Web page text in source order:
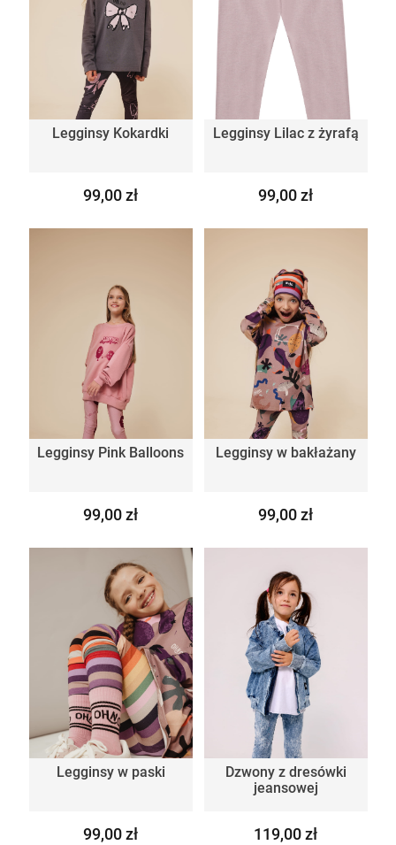
Legginsy Kokardki
99,00 zł
Legginsy Lilac z żyrafą
99,00 zł
Legginsy Pink Balloons
99,00 zł
Legginsy w bakłażany
99,00 zł
Legginsy w paski
99,00 zł
Dzwony z dresówki
jeansowej
119,00 zł